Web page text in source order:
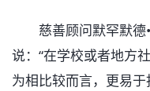
慈善顾问默罕默德
说：“在学校或者地方
为相比较而言，更易